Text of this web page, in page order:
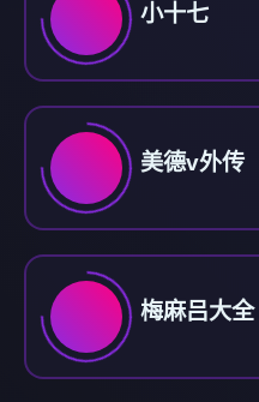
小十七
美德v外传
梅麻吕大全